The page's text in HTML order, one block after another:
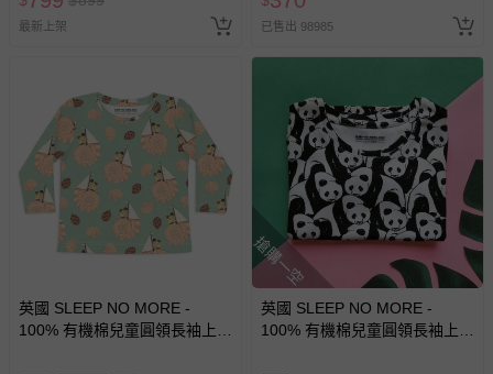
最新上架 已售出 98985
英國 SLEEP NO MORE -
100% 有機棉兒童圓領長袖上
搶購一空
英國 SLEEP NO MORE -
100% 有機棉兒童圓領長袖上